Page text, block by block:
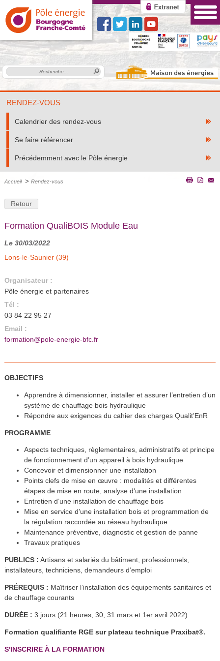
RENDEZ-VOUS
Calendrier des rendez-vous
Se faire référencer
Précédemment avec le Pôle énergie
Accueil > Rendez-vous
Retour
Formation QualiBOIS Module Eau
Le 30/03/2022
Lons-le-Saunier (39)
Organisateur :
Pôle énergie et partenaires
Tél :
03 84 22 95 27
Email :
formation@pole-energie-bfc.fr
OBJECTIFS
Apprendre à dimensionner, installer et assurer l’entretien d’un
système de chauffage bois hydraulique
Répondre aux exigences du cahier des charges Qualit’EnR
PROGRAMME
Aspects techniques, règlementaires, administratifs et principe
de fonctionnement d’un appareil à bois hydraulique
Concevoir et dimensionner une installation
Points clefs de mise en œuvre : modalités et différentes
étapes de mise en route, analyse d'une installation
Entretien d’une installation de chauffage bois
Mise en service d’une installation bois et programmation de
la régulation raccordée au réseau hydraulique
Maintenance préventive, diagnostic et gestion de panne
Travaux pratiques
PUBLICS : Artisans et salariés du bâtiment, professionnels,
installateurs, techniciens, demandeurs d’emploi
PRÉREQUIS : Maîtriser l’installation des équipements sanitaires et
de chauffage courants
DURÉE : 3 jours (21 heures, 30, 31 mars et 1er avril 2022)
Formation qualifiante RGE sur plateau technique Praxibat®.
S'INSCRIRE À LA FORMATION